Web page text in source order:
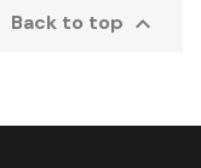
Back to top 